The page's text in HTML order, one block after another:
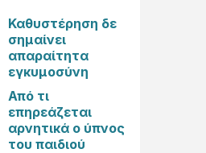
Καθυστέρηση δε
σημαίνει
απαραίτητα
εγκυμοσύνη
Από τι
επηρεάζεται
αρνητικά ο ύπνος
του παιδιού